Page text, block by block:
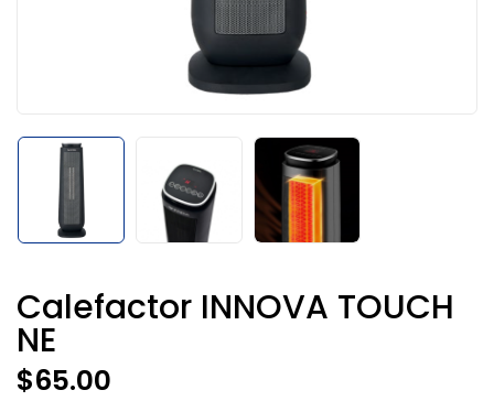
Calefactor INNOVA TOUCH
NE
$65.00